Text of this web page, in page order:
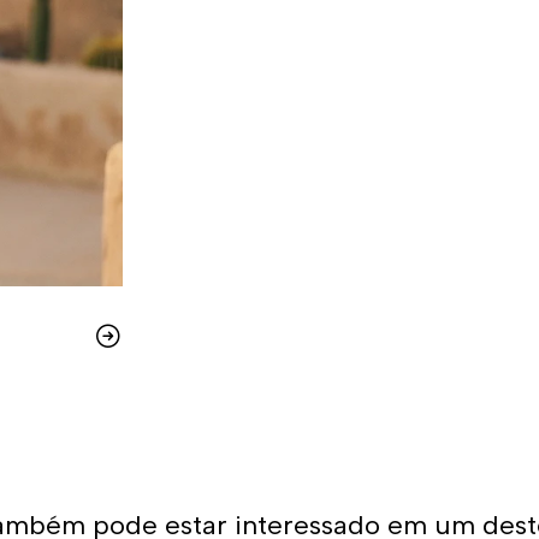
pode estar interessado em um